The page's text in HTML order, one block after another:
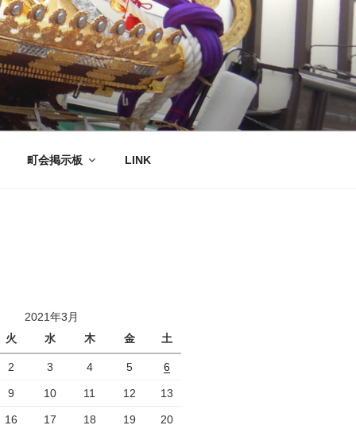
町会掲示板 LINK
2021年3月
火
水 木 金 土
2 3 4 5 6
9 10 11 12 13
16 17 18 19 20